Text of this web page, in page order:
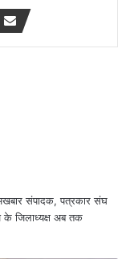
संपादक, पत्रकार संघ
जिलाध्यक्ष अब तक